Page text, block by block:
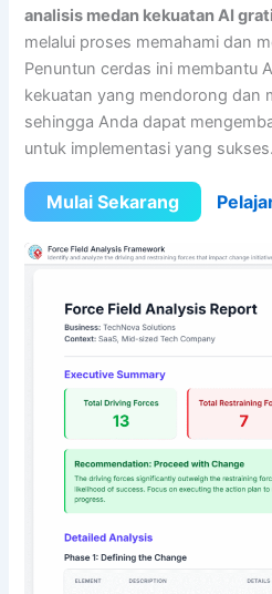
analisis medan kekuatan AI
melalui proses memahami dan
Penuntun cerdas ini membantu
kekuatan yang mendorong dan
sehingga Anda dapat
untuk implementasi yang sukses.
Mulai Sekarang